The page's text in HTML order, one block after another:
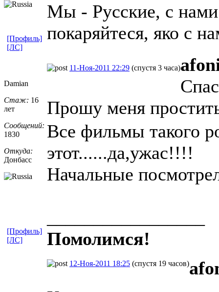
Мы - Русские, с
покаряйтеся, яко с
[Профиль]
[ЛС]
Damian
Стаж: 16
лет
Сообщений:
1830
Откуда:
Донбасс
11-Ноя-2011 22:29 (спустя 3 часа)
Прошу меня
Все фильмы такого
этот......да,ужас!!!!
Начальные
Помолимся!
[Профиль]
[ЛС]
12-Ноя-2011 18:25 (спустя 19 часов)